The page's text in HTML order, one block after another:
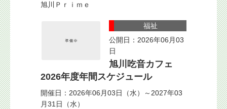
旭川Ｐｒｉｍｅ
福祉
公開日：2026年06月03
日
旭川吃音カフェ
2026年度年間スケジュール
開催日：2026年06月03日（水）～2027年03
月31日（水）